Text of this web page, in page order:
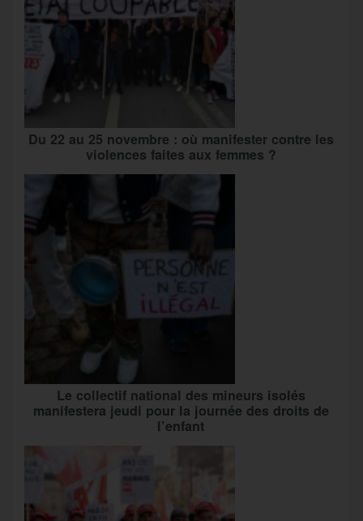
Du 22 au 25 novembre : où manifester contre les
violences faites aux femmes ?
Le collectif national des mineurs isolés
manifestera jeudi pour la journée des droits de
l’enfant